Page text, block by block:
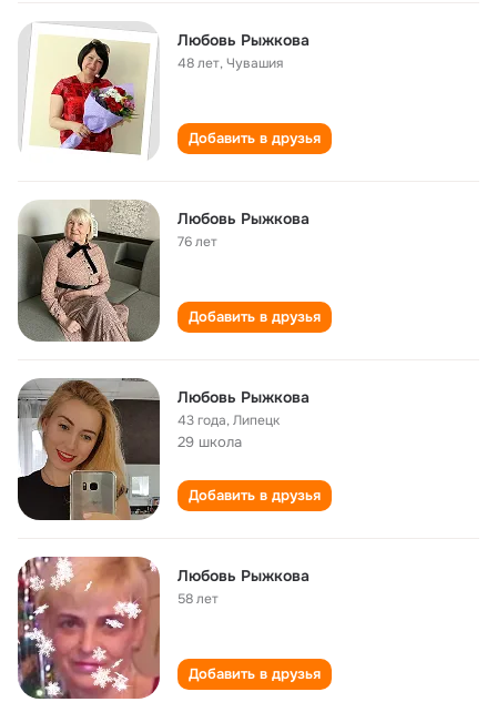
Любовь Рыжкова
48 лет,Чувашия
Добавить в друзья
Любовь Рыжкова
76 лет
Добавить в друзья
Любовь Рыжкова
43 года,Липецк
29 школа
Добавить в друзья
Любовь Рыжкова
58 лет
Добавить в друзья